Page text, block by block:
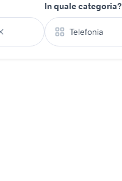
In quale categoria?
Telefonia